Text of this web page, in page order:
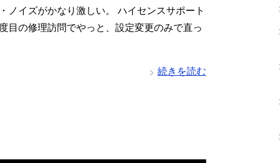
ノイズがかなり激しい。 ハイセンスサポート
目の修理訪問でやっと、設定変更のみで直っ
続きを読む